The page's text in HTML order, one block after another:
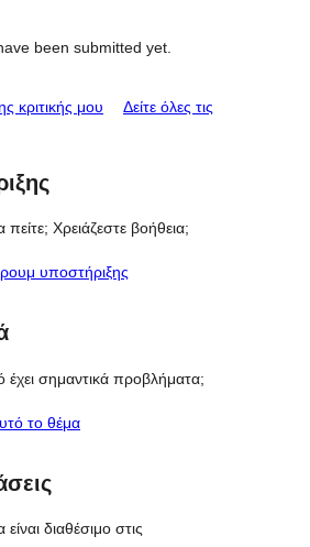
been submitted yet.
κριτικής μου Δείτε όλες τις
πείτε; Χρειάζεστε βοήθεια;
υποστήριξης
έχει σημαντικά προβλήματα;
το θέμα
διαθέσιμο στις